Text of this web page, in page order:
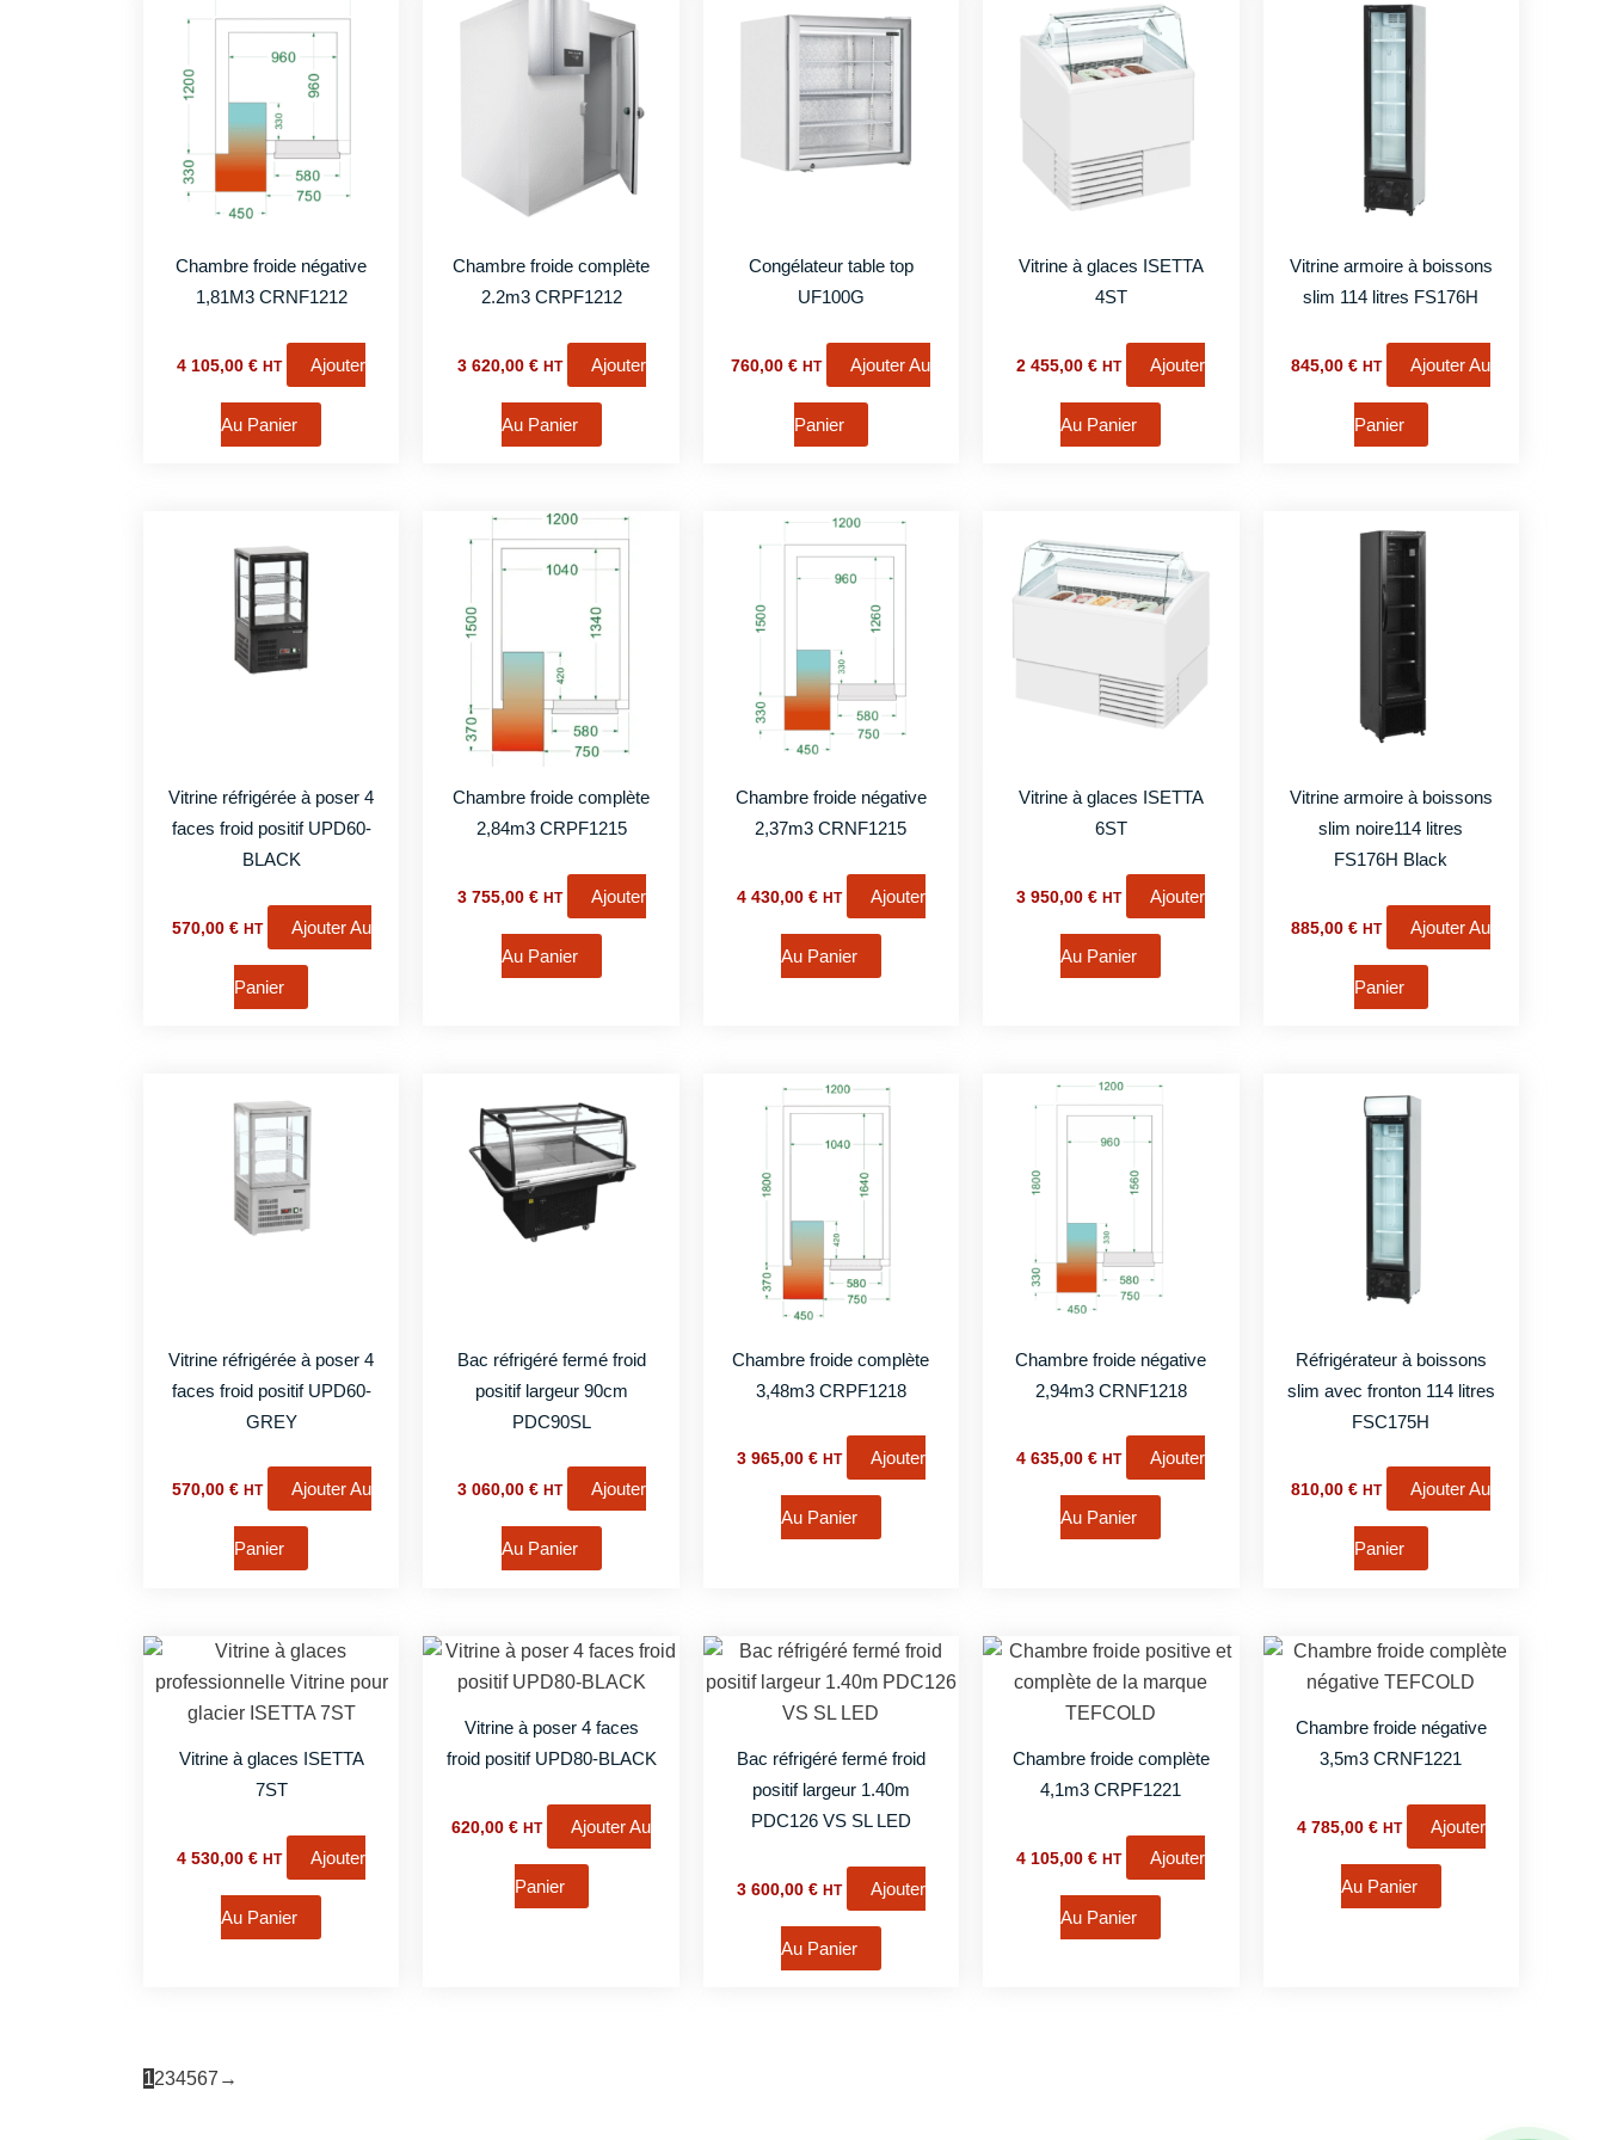
Chambre froide négative
1,81M3 CRNF1212
4 105,00€ HT Ajouter
Au Panier
Chambre froide complète
2.2m3 CRPF1212
3 620,00 € HT Ajouter
Au Panier
Congélateur table top
UF100G
760,00€ HT Ajouter Au
Panier
Vitrine à glaces ISETTA
4ST
2 455,00€ HT Ajouter
Au Panier
Vitrine armoire à boissons
slim 114 litres FS176H
845,00€ HT Ajouter Au
Panier
Vitrine réfrigérée à poser 4
faces froid positif UPD60-
BLACK
570,00 € HT Ajouter Au
Panier
Chambre froide complète
2,84m3 CRPF1215
3 755,00 € HT Ajouter
Au Panier
Chambre froide négative
2,37m3 CRNF1215
4 430,00 € HT Ajouter
Au Panier
Vitrine à glaces ISETTA
6ST
3 950,00€ HT Ajouter
Au Panier
Vitrine armoire à boissons
slim noire114 litres
FS176H Black
885,00€ HT Ajouter Au
Panier
Vitrine réfrigérée à poser 4
faces froid positif UPD60-
GREY
570,00 € HT Ajouter Au
Panier
Bac réfrigéré fermé froid
positif largeur 90cm
PDC90SL
3 060,00 € HT Ajouter
Au Panier
Chambre froide complète
3,48m3 CRPF1218
3 965,00 € HT Ajouter
Au Panier
Chambre froide négative
2,94m3 CRNF1218
4 635,00€ HT Ajouter
Au Panier
Réfrigérateur à boissons
slim avec fronton 114 litres
FSC175H
810,00€ HT Ajouter Au
Panier
Vitrine à glaces ISETTA
7ST
4 530,00€ HT Ajouter
Au Panier
Vitrine à poser 4 faces
froid positif UPD80-BLACK
620,00€ HT Ajouter Au
Panier
Bac réfrigéré fermé froid
positif largeur 1.40m
PDC126 VS SL LED
3 600,00 € HT Ajouter
Au Panier
Chambre froide complète
4,1m3 CRPF1221
4 105,00€ HT Ajouter
Au Panier
Chambre froide négative
3,5m3 CRNF1221
4 785,00 € HT Ajouter
Au Panier
1234567 →